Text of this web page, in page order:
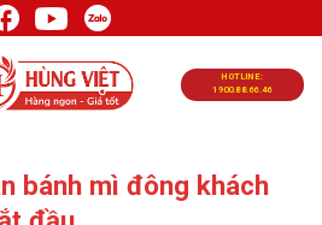
HOTLINE:
1900.88.66.46
bánh mì đông khách